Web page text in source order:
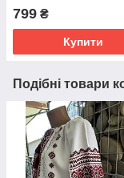
799 ₴
Купити
Подібні товари